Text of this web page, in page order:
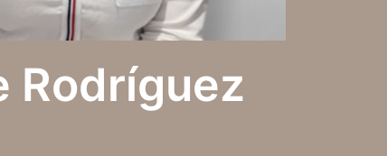
Rodríguez